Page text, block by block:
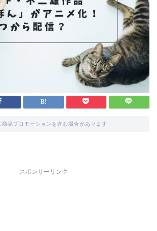
商品プロモーションを含む場合があります
スポンサーリンク